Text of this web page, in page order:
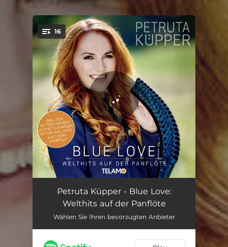
You're all set!
16
Jenseits von Eden 03:46
I Am Sailing
The Sound of Silence 03:11
Petruta Küpper - Blue Love:
Welthits auf der Panflöte
Wählen Sie Ihren bevorzugten Anbieter